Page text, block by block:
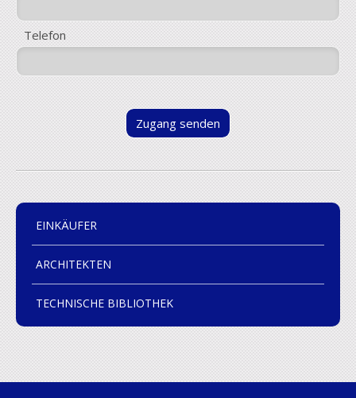
Telefon
EINKÄUFER
ARCHITEKTEN
TECHNISCHE BIBLIOTHEK